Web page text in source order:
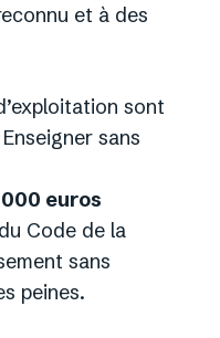
et à des
sont
sans
euros
Code de la
sans
peines.